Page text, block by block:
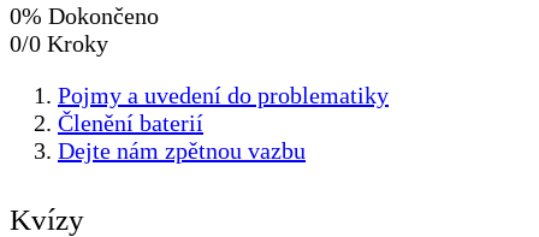
0% Dokončeno
0/0 Kroky
Pojmy a uvedení do problematiky
Členění baterií
Dejte nám zpětnou vazbu
Kvízy